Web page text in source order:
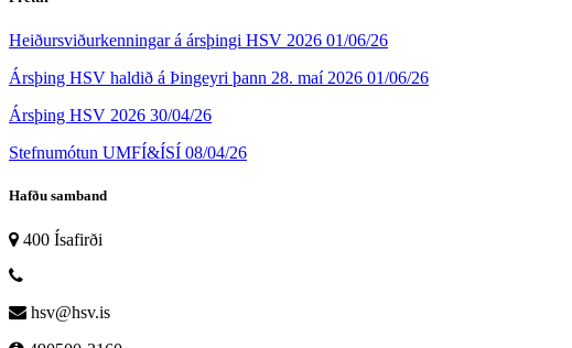
Heiðursviðurkenningar á ársþingi HSV 2026 01/06/26
Ársþing HSV haldið á Þingeyri þann 28. maí 2026 01/06/26
Ársþing HSV 2026 30/04/26
Stefnumótun UMFÍ&ÍSÍ 08/04/26
Hafðu samband
400 Ísafirði
hsv@hsv.is